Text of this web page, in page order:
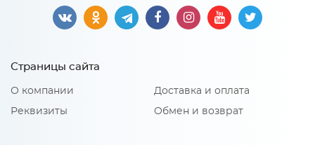
Толщина - 6 мм.
Страницы сайта
О компании
Реквизиты
Доставка и оплата
Обмен и возврат